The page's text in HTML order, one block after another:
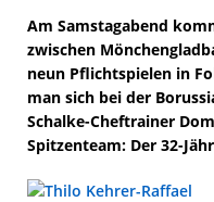
Am Samstagabend
zwischen
neun Pflichtspielen in
man sich bei der
Schalke-Cheftrainer
Spitzenteam: Der 32-